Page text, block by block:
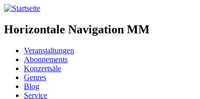
Horizontale Navigation MM
Veranstaltungen
Abonnements
Konzertsäle
Genres
Blog
Service